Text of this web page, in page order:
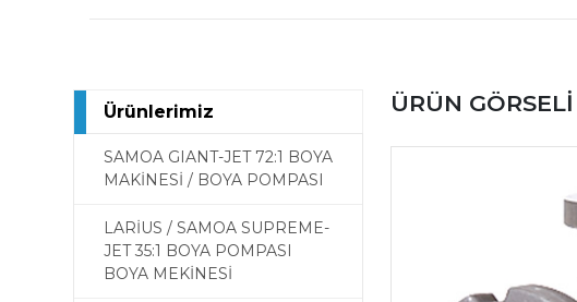
Ürünlerimiz
SAMOA GIANT-JET 72:1 BOYA
MAKİNESİ / BOYA POMPASI
LARİUS / SAMOA SUPREME-
JET 35:1 BOYA POMPASI
BOYA MEKİNESİ
ÜRÜN GÖRSELİ